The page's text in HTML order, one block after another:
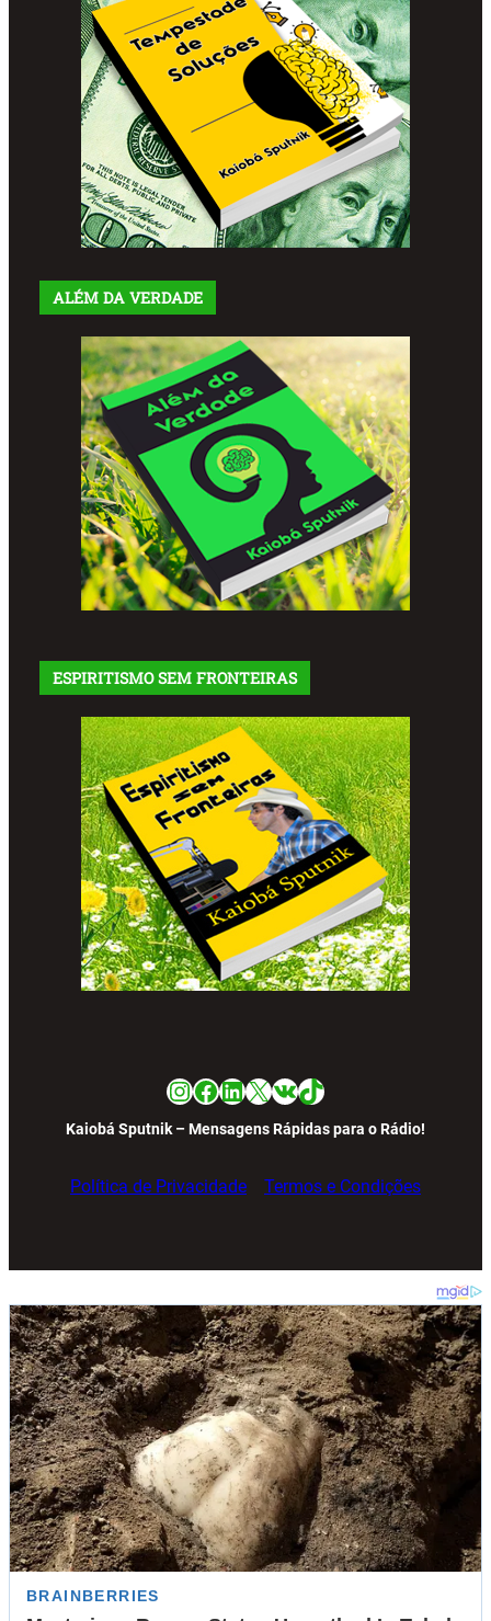
ALÉM DA VERDADE
ESPIRITISMO SEM FRONTEIRAS
Instagram
Facebook
LinkedIn
X VKTikTok
Kaiobá Sputnik – Mensagens Rápidas para o Rádio!
Política de Privacidade Termos e Condições